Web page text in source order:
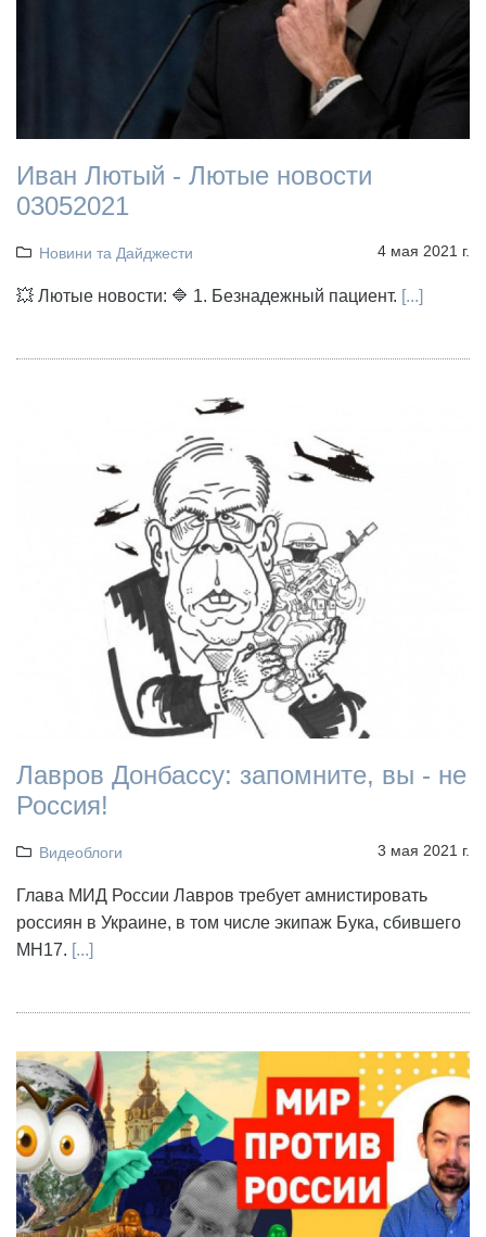
Иван Лютый - Лютые новости
03052021
Новини та Дайджести 4 мая 2021 г.
💥 Лютые новости: 🔷 1. Безнадежный пациент. [...]
Лавров Донбассу: запомните, вы - не
Россия!
Видеоблоги 3 мая 2021 г.
Глава МИД России Лавров требует амнистировать
россиян в Украине, в том числе экипаж Бука, сбившего
МН17. [...]